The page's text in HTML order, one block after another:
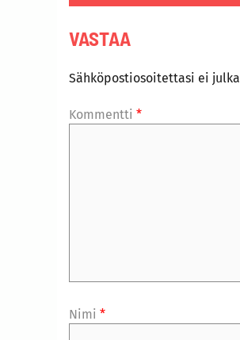
VASTAA
Sähköpostiosoitettasi ei
Kommentti *
Nimi *